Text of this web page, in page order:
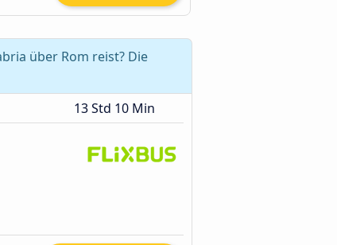
über Rom reist? Die
13 Std 10 Min